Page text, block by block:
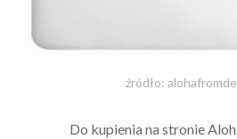
źródło:
Do kupienia na stronie